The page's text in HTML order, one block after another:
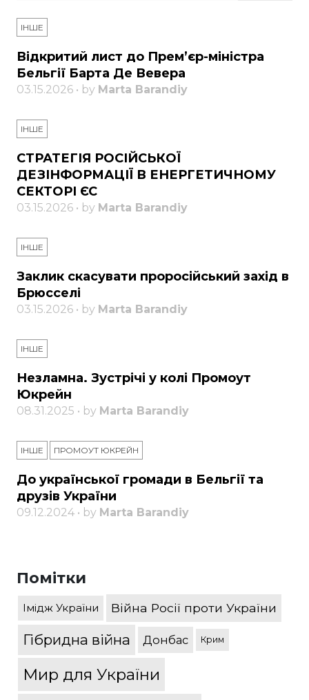
ІНШЕ
Відкритий лист до Прем’єр-міністра
Бельгії Барта Де Вевера
03.15.2026 • by Marta Barandiy
ІНШЕ
СТРАТЕГІЯ РОСІЙСЬКОЇ
ДЕЗІНФОРМАЦІЇ В ЕНЕРГЕТИЧНОМУ
СЕКТОРІ ЄС
03.15.2026 • by Marta Barandiy
ІНШЕ
Заклик скасувати проросійський захід в
Брюсселі
03.15.2026 • by Marta Barandiy
ІНШЕ
Незламна. Зустрічі у колі Промоут
Юкрейн
08.31.2025 • by Marta Barandiy
ІНШЕ ПРОМОУТ ЮКРЕЙН
До української громади в Бельгії та
друзів України
09.12.2024 • by Marta Barandiy
Помітки
Імідж України Війна Росії проти України
Гібридна війна Донбас Крим
Мир для України